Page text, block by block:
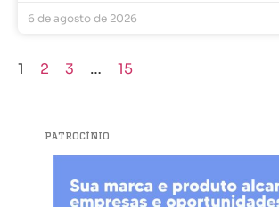
6 de agosto de 2026
1 2 3 … 15
PATROCÍNIO